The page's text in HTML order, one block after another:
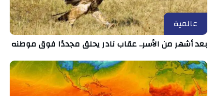
عالمية
بعد أشهر من الأسر.. عقاب نادر يحلق مجددًا فوق موطنه